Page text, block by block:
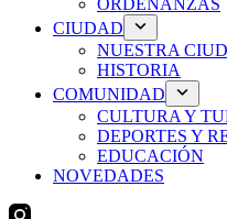
ORDENANZAS
CIUDAD
NUESTRA
HISTORIA
COMUNIDAD
CULTURA Y
DEPORTES Y
EDUCACIÓN
NOVEDADES